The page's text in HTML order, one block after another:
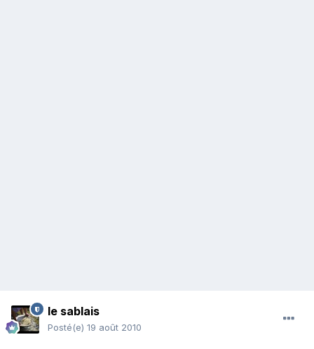
le sablais
Posté(e) 19 août 2010